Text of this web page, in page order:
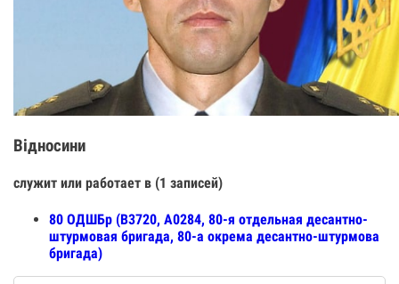
Відносини
служит или работает в (1 записей)
80 ОДШБр (В3720, А0284, 80-я отдельная десантно-
штурмовая бригада, 80-а окрема десантно-штурмова
бригада)